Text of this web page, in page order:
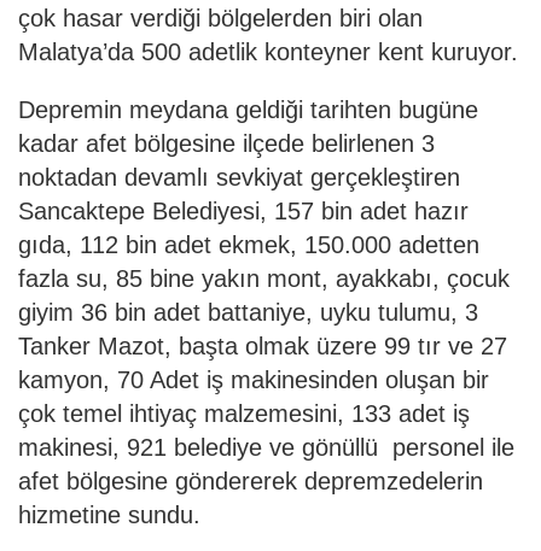
çok hasar verdiği bölgelerden biri olan
Malatya’da 500 adetlik konteyner kent kuruyor.
Depremin meydana geldiği tarihten bugüne
kadar afet bölgesine ilçede belirlenen 3
noktadan devamlı sevkiyat gerçekleştiren
Sancaktepe Belediyesi, 157 bin adet hazır
gıda, 112 bin adet ekmek, 150.000 adetten
fazla su, 85 bine yakın mont, ayakkabı, çocuk
giyim 36 bin adet battaniye, uyku tulumu, 3
Tanker Mazot, başta olmak üzere 99 tır ve 27
kamyon, 70 Adet iş makinesinden oluşan bir
çok temel ihtiyaç malzemesini, 133 adet iş
makinesi, 921 belediye ve gönüllü personel ile
afet bölgesine göndererek depremzedelerin
hizmetine sundu.